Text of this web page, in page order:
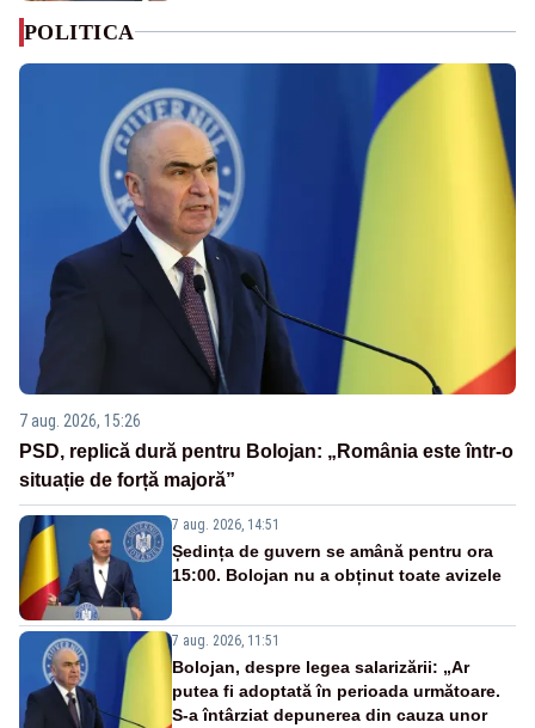
POLITICA
7 aug. 2026, 15:26
PSD, replică dură pentru Bolojan: „România este într-o
situație de forță majoră”
7 aug. 2026, 14:51
Ședința de guvern se amână pentru ora
15:00. Bolojan nu a obținut toate avizele
7 aug. 2026, 11:51
Bolojan, despre legea salarizării: „Ar
putea fi adoptată în perioada următoare.
S-a întârziat depunerea din cauza unor